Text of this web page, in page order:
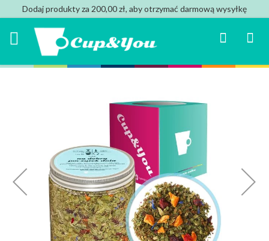
Dodaj produkty za 200,00 zł, aby otrzymać darmową wysyłkę
Mój
Search